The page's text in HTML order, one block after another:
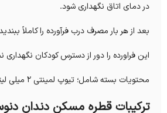
در دمای اتاق نگهداری شود.
بعد از هر بار مصرف درب فرآورده را کاملاً
این فراورده را دور از دسترس کودکان نگهداری
محتویات بسته شامل؛ تیوپ لمینتی ۲ میلی لیتری و در جعبه مقوایی و یا ظرف شیشه‌ای ۴ میلی لیتری بهمراه گیره و پنبه در طلق مسطح است.
ترکیبات قطره مسکن دندان